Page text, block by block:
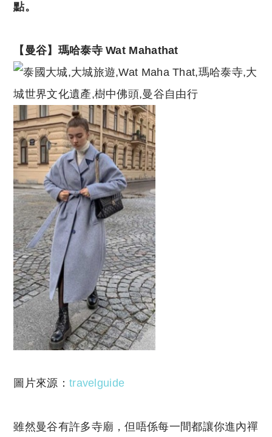
點。
【 曼谷】瑪哈泰寺Wat Mahathat
圖片來源： travelguide
雖然曼谷有許多寺廟，但唔係每一間都讓你進內禪